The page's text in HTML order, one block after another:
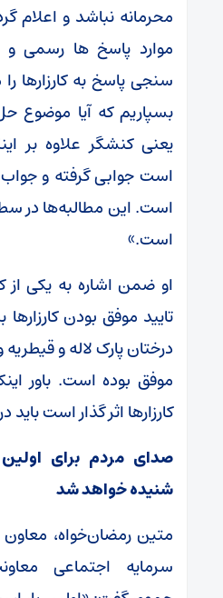
محرمانه نباشد و اعلام
موارد پاسخ ها
سنجی پاسخ به کارزارها
بسپاریم که آیا موضوع
یعنی کنشگر علاوه بر
است. این مطالبه‌ها در
است.»
او ضمن اشاره به یکی از
تایید موفق بودن کارزارها
درختان پارک لاله و قیطریه
موفق بوده است. باور
کارزارها اثر گذار است
صدای مردم برای
شنیده خواهد شد
متین رمضان‌خواه، معاون
سرمایه اجتماعی